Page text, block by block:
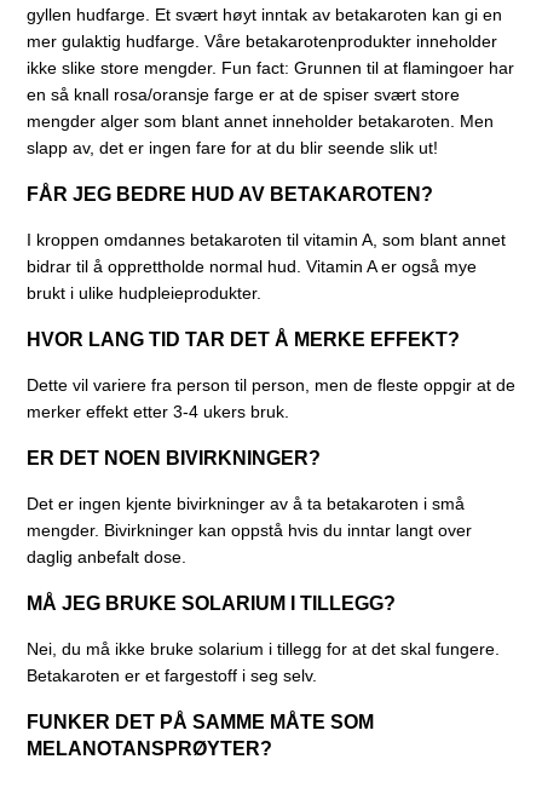
gyllen hudfarge. Et svært høyt inntak av betakaroten kan gi en
mer gulaktig hudfarge. Våre betakarotenprodukter inneholder
ikke slike store mengder. Fun fact: Grunnen til at flamingoer har
en så knall rosa/oransje farge er at de spiser svært store
mengder alger som blant annet inneholder betakaroten. Men
slapp av, det er ingen fare for at du blir seende slik ut!
FÅR JEG BEDRE HUD AV BETAKAROTEN?
I kroppen omdannes betakaroten til vitamin A, som blant annet
bidrar til å opprettholde normal hud. Vitamin A er også mye
brukt i ulike hudpleieprodukter.
HVOR LANG TID TAR DET Å MERKE EFFEKT?
Dette vil variere fra person til person, men de fleste oppgir at de
merker effekt etter 3-4 ukers bruk.
ER DET NOEN BIVIRKNINGER?
Det er ingen kjente bivirkninger av å ta betakaroten i små
mengder. Bivirkninger kan oppstå hvis du inntar langt over
daglig anbefalt dose.
MÅ JEG BRUKE SOLARIUM I TILLEGG?
Nei, du må ikke bruke solarium i tillegg for at det skal fungere.
Betakaroten er et fargestoff i seg selv.
FUNKER DET PÅ SAMME MÅTE SOM
MELANOTANSPRØYTER?